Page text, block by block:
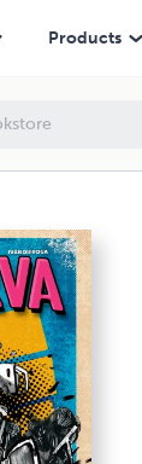
Products